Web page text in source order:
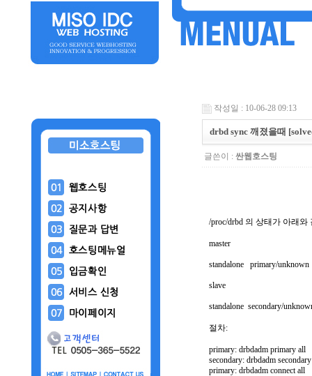
작성일 : 10-06-28 09:13
drbd sync 깨졌을때
글쓴이 : 싼웹호스팅
/proc/drbd 의 상태가 아래와
master
standalone primary/unknown
slave
standalone secondary/
절차:
primary: drbdadm primary all
secondary: drbdadm
primary: drbdadm connect all